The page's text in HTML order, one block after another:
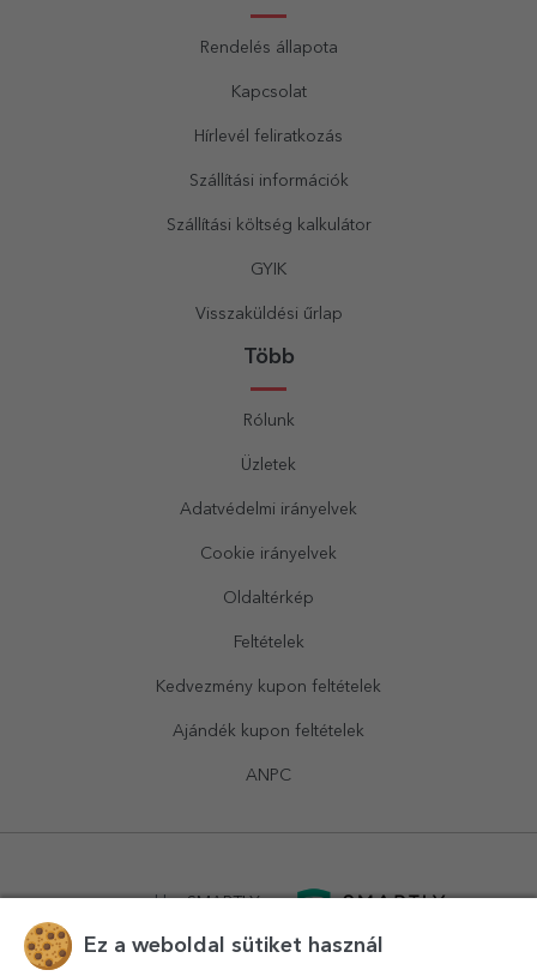
Rendelés állapota
Kapcsolat
Hírlevél feliratkozás
Szállítási információk
Szállítási költség kalkulátor
GYIK
Visszaküldési űrlap
Több
Rólunk
Üzletek
Adatvédelmi irányelvek
Cookie irányelvek
Oldaltérkép
Feltételek
Kedvezmény kupon feltételek
Ajándék kupon feltételek
ANPC
powered bySMARTLY.ro
Ez a weboldal sütiket használ